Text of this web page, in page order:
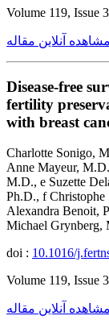
Volume 119, Issue
آنلاین مقاله
Disease-free
fertility
with breast
Charlotte Sonigo,
Anne Mayeur,
M.D., e Suzette
Ph.D., f
Alexandra Benoit,
Michael Grynberg,
doi : 10.1016/
Volume 119, Issue
آنلاین مقاله